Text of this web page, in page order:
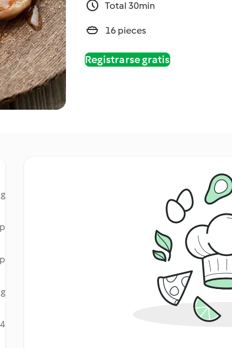
Total 30min
16 pieces
Registrarse gratis
4